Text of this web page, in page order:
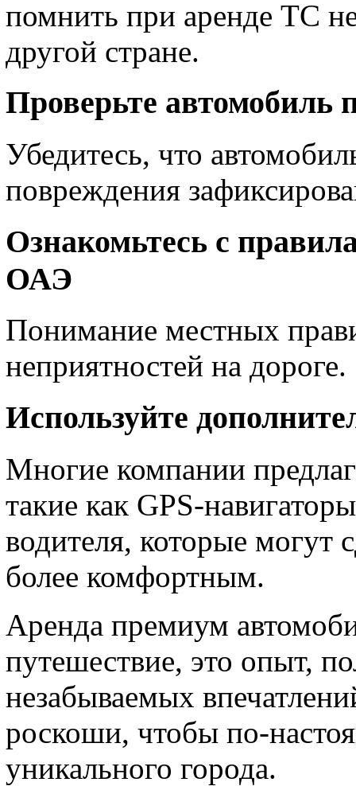
помнить при аренде ТС
другой стране.
Проверьте автомобиль
Убедитесь, что
повреждения
Ознакомьтесь с
ОАЭ
Понимание местных
неприятностей на дороге.
Используйте
Многие компании
такие как GPS-
водителя, которые могут
более комфортным.
Аренда премиум
путешествие, это опыт,
незабываемых
роскоши, чтобы по-
уникального города.